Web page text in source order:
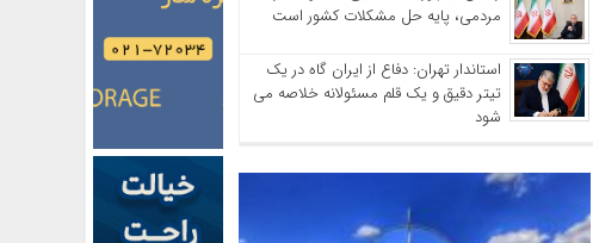
مردمی، پایه حل مشکلات کشور است
استاندار تهران: دفاع از ایران گاه در یک
تیتر دقیق و یک قلم مسئولانه خلاصه می
شود